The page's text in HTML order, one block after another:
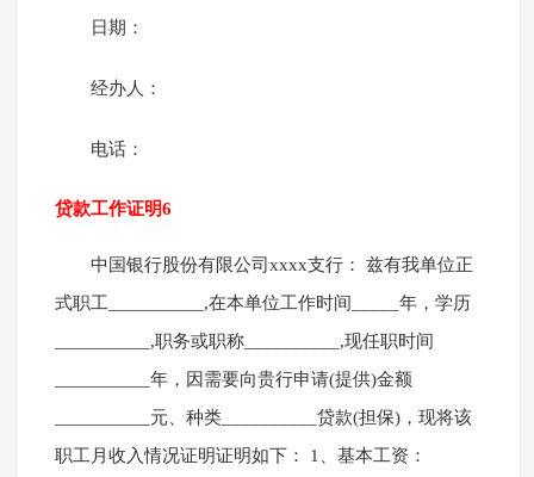
日期：
经办人：
电话：
贷款工作证明6
中国银行股份有限公司xxxx支行： 兹有我单位正
式职工__________,在本单位工作时间_____年，学历
__________,职务或职称__________,现任职时间
__________年，因需要向贵行申请(提供)金额
__________元、种类__________贷款(担保)，现将该
职工月收入情况证明证明如下： 1、基本工资：